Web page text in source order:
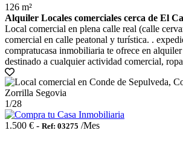
126 m²
Alquiler Locales comerciales cerca de El
Local comercial en plena calle real (calle
comercial en calle peatonal y turística. .
compratucasa inmobiliaria te ofrece en
destinado a cualquier actividad comercial,
1/28
1.500 € - Ref: 03275 /Mes